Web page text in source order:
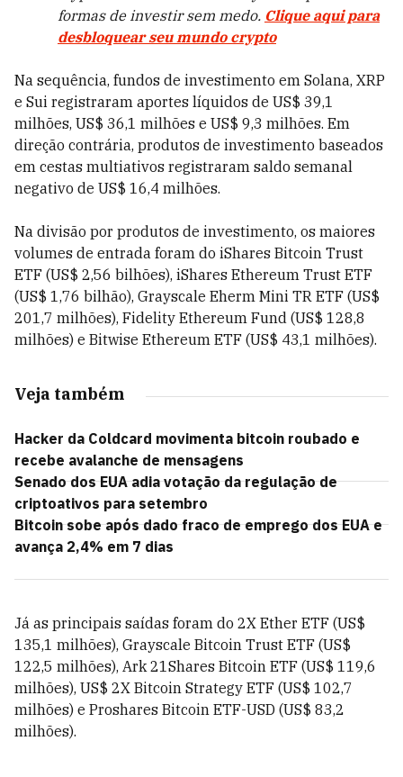
formas de investir sem medo. Clique aqui para
desbloquear seu mundo crypto
Na sequência, fundos de investimento em Solana, XRP
e Sui registraram aportes líquidos de US$ 39,1
milhões, US$ 36,1 milhões e US$ 9,3 milhões. Em
direção contrária, produtos de investimento baseados
em cestas multiativos registraram saldo semanal
negativo de US$ 16,4 milhões.
Na divisão por produtos de investimento, os maiores
volumes de entrada foram do iShares Bitcoin Trust
ETF (US$ 2,56 bilhões), iShares Ethereum Trust ETF
(US$ 1,76 bilhão), Grayscale Eherm Mini TR ETF (US$
201,7 milhões), Fidelity Ethereum Fund (US$ 128,8
milhões) e Bitwise Ethereum ETF (US$ 43,1 milhões).
Veja também
Hacker da Coldcard movimenta bitcoin roubado e
recebe avalanche de mensagens
Senado dos EUA adia votação da regulação de
criptoativos para setembro
Bitcoin sobe após dado fraco de emprego dos EUA e
avança 2,4% em 7 dias
Já as principais saídas foram do 2X Ether ETF (US$
135,1 milhões), Grayscale Bitcoin Trust ETF (US$
122,5 milhões), Ark 21Shares Bitcoin ETF (US$ 119,6
milhões), US$ 2X Bitcoin Strategy ETF (US$ 102,7
milhões) e Proshares Bitcoin ETF-USD (US$ 83,2
milhões).